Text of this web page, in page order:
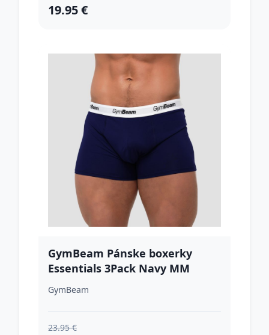
19.95 €
GymBeam Pánske boxerky
Essentials 3Pack Navy MM
GymBeam
23.95 €